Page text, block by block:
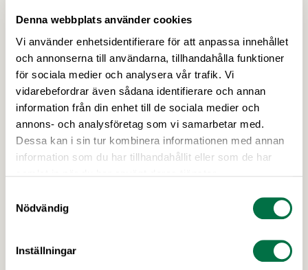
Denna webbplats använder cookies
Vi använder enhetsidentifierare för att anpassa innehållet
och annonserna till användarna, tillhandahålla funktioner
för sociala medier och analysera vår trafik. Vi
vidarebefordrar även sådana identifierare och annan
information från din enhet till de sociala medier och
annons- och analysföretag som vi samarbetar med.
Dessa kan i sin tur kombinera informationen med annan
information som du har tillhandahållit eller som de har
Nödvändig
Inställningar
kunskaper kring förbättringsarbete inom
arbetsmiljö och produktion. Seminariet är ett led i
Livsmedelsföretagens arbete med Nollvisionen
med syfte att minimera arbetsskador och
arbetsplatsolyckor.
Ny statistik om olyckor och skador på